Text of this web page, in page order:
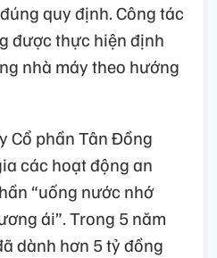
quy định. Công tác
được thực hiện định
nhà máy theo hướng
Cổ phần Tân Đồng
các hoạt động an
“uống nước nhớ
ái”. Trong 5 năm
dành hơn 5 tỷ đồng